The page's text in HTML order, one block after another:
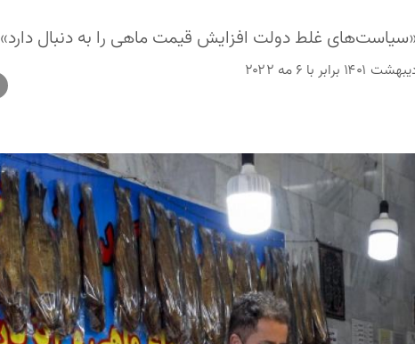
غلط دولت افزایش قیمت ماهی را به دنبال دارد»
جمعه ۱۶ اردیبهشت ۱۴۰۱ برابر با ۶ مه ۲۰۲۲